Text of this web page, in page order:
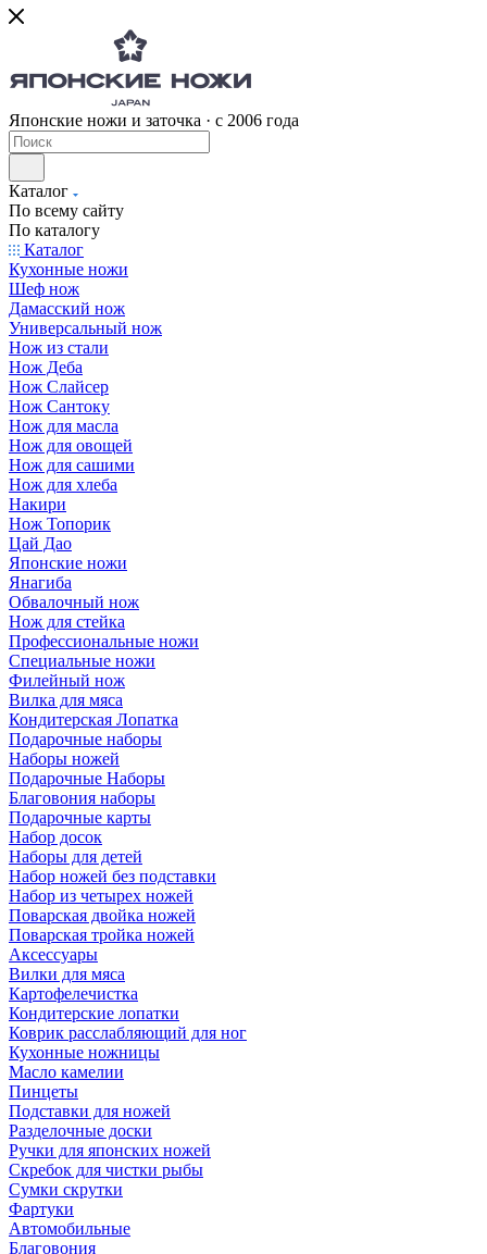
Японские ножи и заточка · с 2006 года
Каталог
По всему сайту
По каталогу
Каталог
Кухонные ножи
Шеф нож
Дамасский нож
Универсальный нож
Нож из стали
Нож Деба
Нож Слайсер
Нож Сантоку
Нож для масла
Нож для овощей
Нож для сашими
Нож для хлеба
Накири
Нож Топорик
Цай Дао
Японские ножи
Янагиба
Обвалочный нож
Нож для стейка
Профессиональные ножи
Специальные ножи
Филейный нож
Вилка для мяса
Кондитерская Лопатка
Подарочные наборы
Наборы ножей
Подарочные Наборы
Благовония наборы
Подарочные карты
Набор досок
Наборы для детей
Набор ножей без подставки
Набор из четырех ножей
Поварская двойка ножей
Поварская тройка ножей
Аксессуары
Вилки для мяса
Картофелечистка
Кондитерские лопатки
Коврик расслабляющий для ног
Кухонные ножницы
Масло камелии
Пинцеты
Подставки для ножей
Разделочные доски
Ручки для японских ножей
Скребок для чистки рыбы
Сумки скрутки
Фартуки
Автомобильные
Благовония